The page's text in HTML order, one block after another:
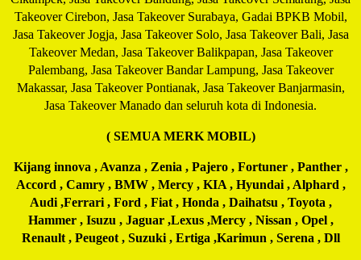
Takeover Cirebon, Jasa Takeover Surabaya, Gadai BPKB Mobil,
Jasa Takeover Jogja, Jasa Takeover Solo, Jasa Takeover Bali, Jasa
Takeover Medan, Jasa Takeover Balikpapan, Jasa Takeover
Palembang, Jasa Takeover Bandar Lampung, Jasa Takeover
Makassar, Jasa Takeover Pontianak, Jasa Takeover Banjarmasin,
Jasa Takeover Manado dan seluruh kota di Indonesia.
( SEMUA MERK MOBIL)
Kijang innova , Avanza , Zenia , Pajero , Fortuner , Panther ,
Accord , Camry , BMW , Mercy , KIA , Hyundai , Alphard ,
Audi ,Ferrari , Ford , Fiat , Honda , Daihatsu , Toyota ,
Hammer , Isuzu , Jaguar ,Lexus ,Mercy , Nissan , Opel ,
Renault , Peugeot , Suzuki , Ertiga ,Karimun , Serena , Dll